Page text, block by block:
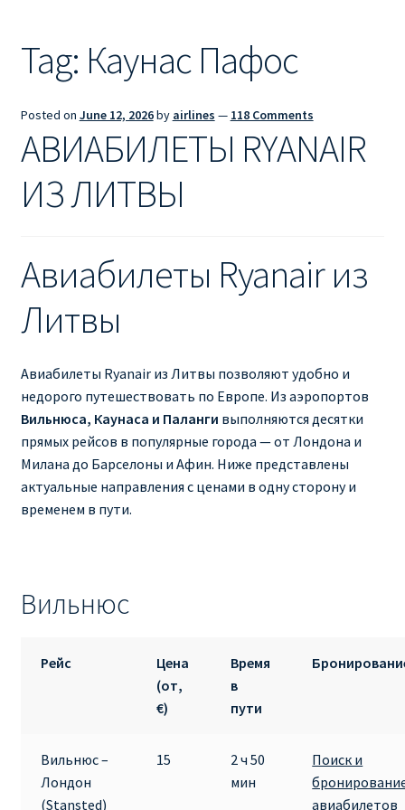
RYANAIR ИЗ РИГИ
RYANAIR ИЗ ТАЛЛИНА
Ryanair из Тампере
БРНО
Ryanair изменение имени
Ryanair изменения
Ryanair изменить дату
Ryanair изменить фамилию
Ryanair Испания
RYANAIR КУПИТЬ БИЛЕТЫ ENGLISH
Ryanair онлайн регистрация
Ryanair пересадки
Tag: Каунас Пафос
Posted on June 12, 2026by airlines — 118 Comments
АВИАБИЛЕТЫ RYANAIR
ИЗ ЛИТВЫ
Авиабилеты Ryanair из
Литвы
Авиабилеты Ryanair из Литвы позволяют удобно и
недорого путешествовать по Европе. Из аэропортов
Вильнюса, Каунаса и Паланги выполняются десятки
прямых рейсов в популярные города — от Лондона и
Милана до Барселоны и Афин. Ниже представлены
актуальные направления с ценами в одну сторону и
временем в пути.
Вильнюс
Рейс
Цена
(от,
€)
Время
в
пути
Вильнюс –
Лондон
(Stansted)
15
2 ч 50
мин
Поиск и
авиабилетов